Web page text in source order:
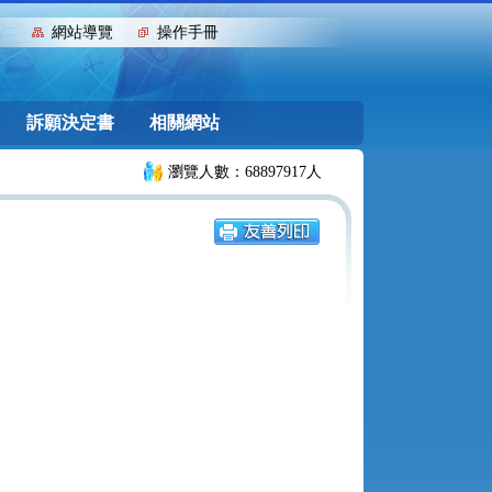
::: 網站導覽 操作手冊
訴願決定書 相關網站
瀏覽人數：68897917人